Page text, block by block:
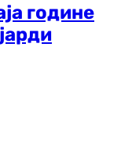
године